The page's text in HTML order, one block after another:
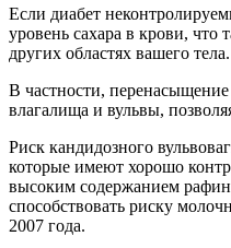
Если диабет
уровень сахара в крови, что
других областях вашего тела.
В частности,
влагалища и вульвы,
Риск кандидозного
которые имеют хорошо
высоким содержанием
способствовать риску
2007 года.